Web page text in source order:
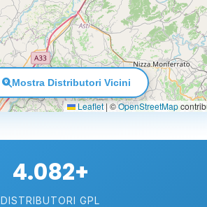
Leaflet|©OpenStreetMap
Mostra Distributori Vicini
4.082+
DISTRIBUTORI GPL